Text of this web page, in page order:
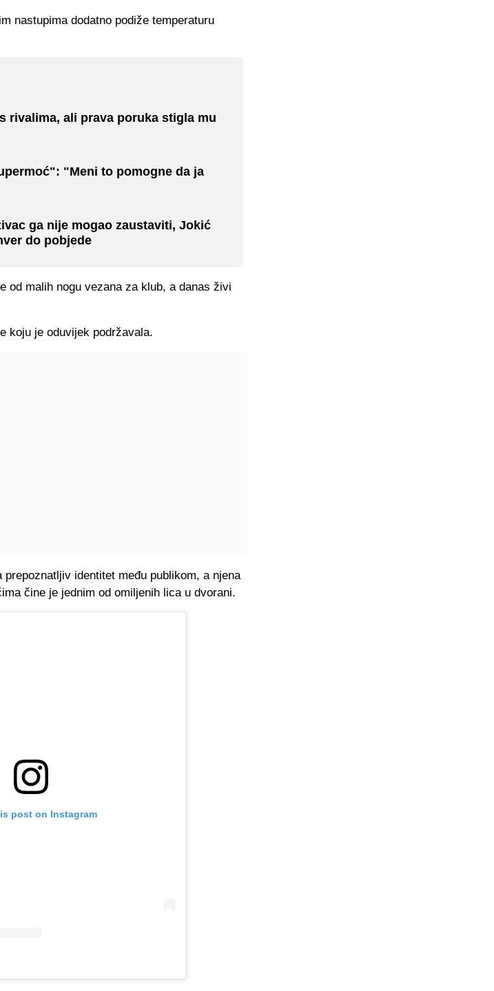
nastupima dodatno podiže temperaturu
rivalima, ali prava poruka stigla mu
"Meni to pomogne da ja
ga nije mogao zaustaviti, Jokić
do pobjede
od malih nogu vezana za klub, a danas živi
koju je oduvijek podržavala.
identitet među publikom, a njena
čine je jednim od omiljenih lica u dvorani.
post on Instagram